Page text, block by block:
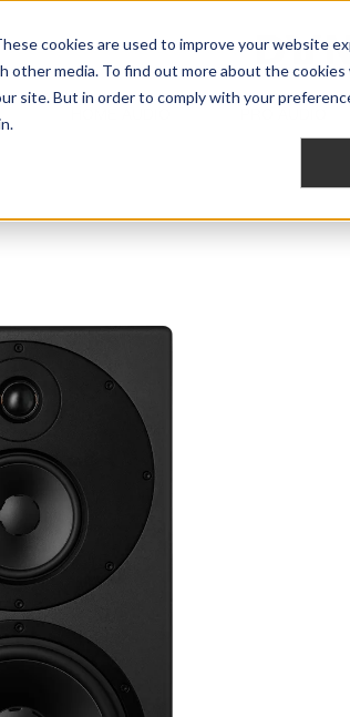
cookies are used to improve your website
media. To find out more about the cookies
site. But in order to comply with your